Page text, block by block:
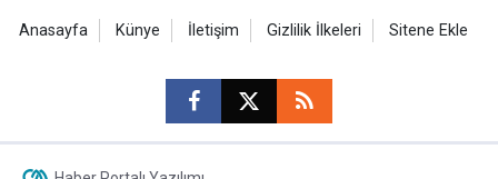
Anasayfa Künye İletişim Gizlilik İlkeleri Sitene Ekle